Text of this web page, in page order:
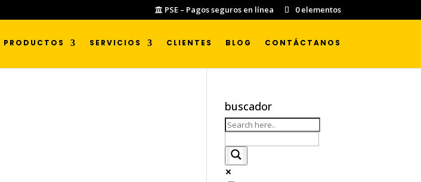
PSE – Pagos seguros en línea 0 elementos
PRODUCTOS SERVICIOS CLIENTES BLOG CONTÁCTANOS
buscador